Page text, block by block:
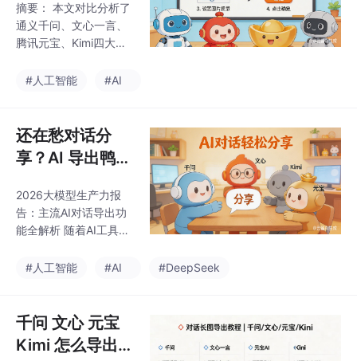
等专业工具，实现一键
转换、保留代码高亮和
数学公式编辑功能，将
下。文章还提供了场景
AI内容管理效率。
图片方法，告别
繁琐操作
摘要： 本文对比分析了
通义千问、文心一言、
腾讯元宝、Kimi四大主
术路径与效率差异。研
方式、分辨率支持等方
面存在显著差异，用户
面临资产留存、二次编
点。文章提供了场景化
解决方案，并推荐AI导
出鸭插件作为跨平台一
换格式并支持长图/PDF
示，结构化导出需求已
超越生
#人工智能 #AI
还在愁对话分
享？AI 导出鸭告
元宝 Kimi 怎么
分享整个对话
2026大模型生产力报
告：主流AI对话导出功
能全解析 随着AI工具链
录的导出与分享成为关
码截断等问题。本文实
测通义千问、文心一
言、腾讯元宝和Kimi等
#人工智能 #AI #DeepSeek
千问 文心 元宝
Kimi 怎么导出成